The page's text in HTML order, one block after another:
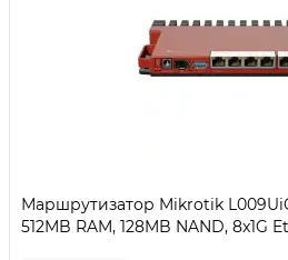
Маршрутизатор Mikrotik
512MB RAM, 128MB NAND, 8x1G